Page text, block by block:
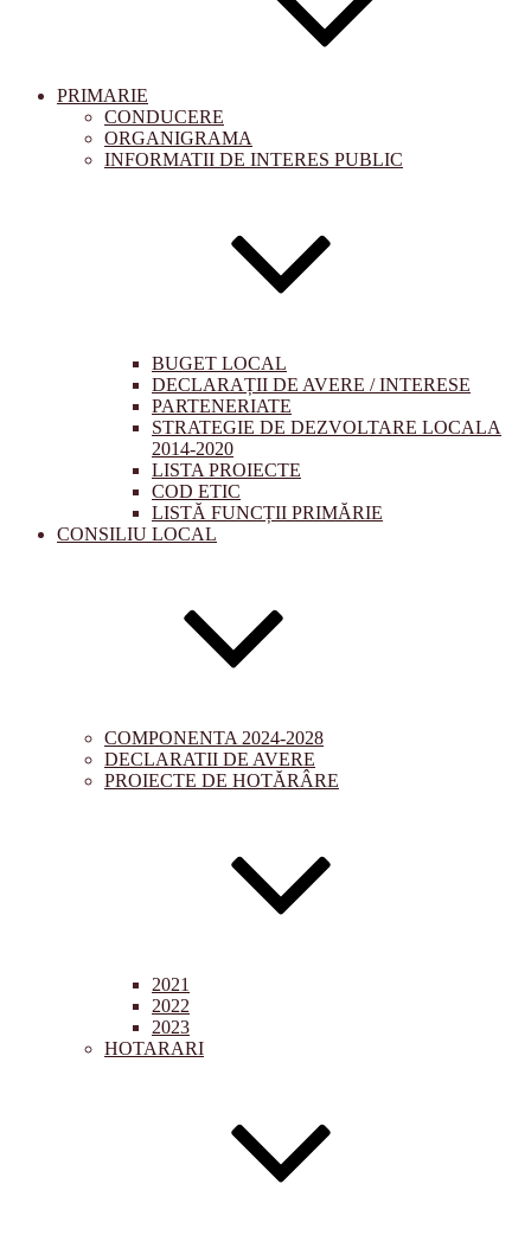
PRIMARIE
CONDUCERE
ORGANIGRAMA
INFORMATII DE INTERES PUBLIC
BUGET LOCAL
DECLARAȚII DE AVERE / INTERESE
PARTENERIATE
STRATEGIE DE DEZVOLTARE LOCALA
2014-2020
LISTA PROIECTE
COD ETIC
LISTĂ FUNCȚII PRIMĂRIE
CONSILIU LOCAL
COMPONENTA 2024-2028
DECLARATII DE AVERE
PROIECTE DE HOTĂRÂRE
2021
2022
2023
HOTARARI